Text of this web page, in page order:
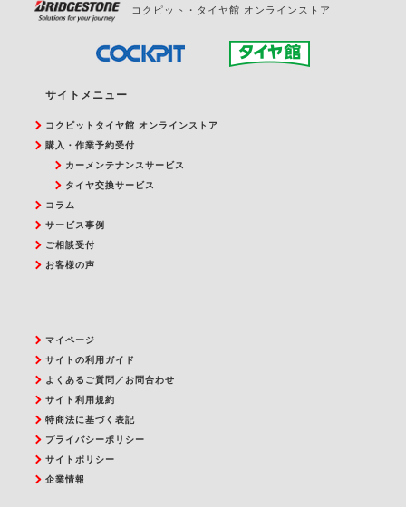
コクピット・タイヤ館 オンラインストア
サイトメニュー
コクピットタイヤ館 オンラインストア
購入・作業予約受付
カーメンテナンスサービス
タイヤ交換サービス
コラム
サービス事例
ご相談受付
お客様の声
マイページ
サイトの利用ガイド
よくあるご質問／お問合わせ
サイト利用規約
特商法に基づく表記
プライバシーポリシー
サイトポリシー
企業情報